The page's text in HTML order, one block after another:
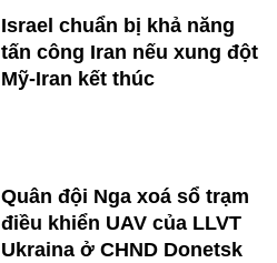
Israel chuẩn bị khả năng
tấn công Iran nếu xung đột
Mỹ-Iran kết thúc
Quân đội Nga xoá sổ trạm
điều khiển UAV của LLVT
Ukraina ở CHND Donetsk